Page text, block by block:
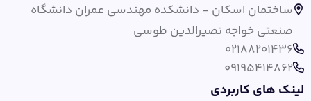
ساختمان اسکان - دانشکده مهندسی عمران دانشگاه
صنعتی خواجه نصیرالدین طوسی
02188201436
09195414862
لینک های کاربردی